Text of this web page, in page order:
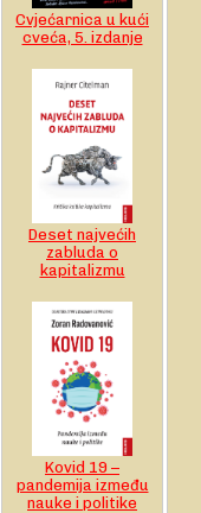
Cvjećarnica u kući
cveća, 5. izdanje
Deset najvećih
zabluda o
kapitalizmu
Kovid 19 –
pandemija između
nauke i politike